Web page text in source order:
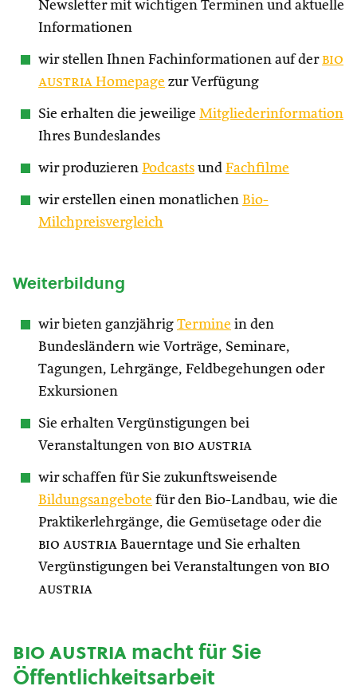
Newsletter mit wichtigen Terminen und aktuelle
Informationen
wir stellen Ihnen Fachinformationen auf der bio
austria Homepage zur Verfügung
Sie erhalten die jeweilige Mitgliederinformation
Ihres Bundeslandes
wir produzieren Podcasts und Fachfilme
wir erstellen einen monatlichen Bio-
Milchpreisvergleich
Weiterbildung
wir bieten ganzjährig Termine in den
Bundesländern wie Vorträge, Seminare,
Tagungen, Lehrgänge, Feldbegehungen oder
Exkursionen
Sie erhalten Vergünstigungen bei
Veranstaltungen von bio austria
wir schaffen für Sie zukunftsweisende
Bildungsangebote für den Bio-Landbau, wie die
Praktikerlehrgänge, die Gemüsetage oder die
bio austria Bauerntage und Sie erhalten
Vergünstigungen bei Veranstaltungen von bio
austria
bio austriamacht für Sie
Öffentlichkeitsarbeit